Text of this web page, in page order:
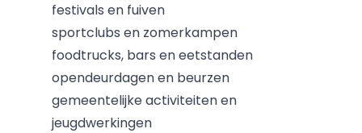
festivals en fuiven
sportclubs en zomerkampen
foodtrucks, bars en eetstanden
opendeurdagen en beurzen
gemeentelijke activiteiten en
jeugdwerkingen